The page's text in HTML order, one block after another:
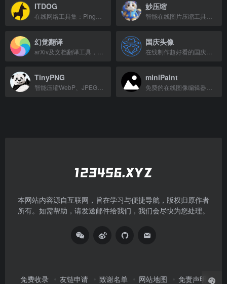
ITDOG 妙压缩
幻觉翻译 国庆头像
TinyPNG miniPaint
本网站内容源自互联网，旨在学习与便捷导航，版权归原作者
所有。如需帮助，请发送邮件给我们，我们会尽快为您处理。
免费收录 友链申请 致谢名单 网站地图 免责声明